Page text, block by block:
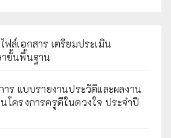
ล์เอกสาร เตรียมประเมิน
ขั้นพื้นฐาน
าร แบบรายงานประวัติและผลงาน
โครงการครูดีในดวงใจ ประจำปี